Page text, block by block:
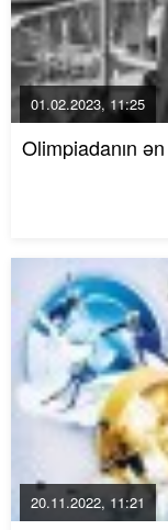
01.02.2023, 11:25
Olimpiadanın ən
20.11.2022, 11:21